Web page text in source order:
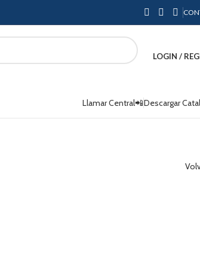
LOGIN /
Llamar Central📲Descargar